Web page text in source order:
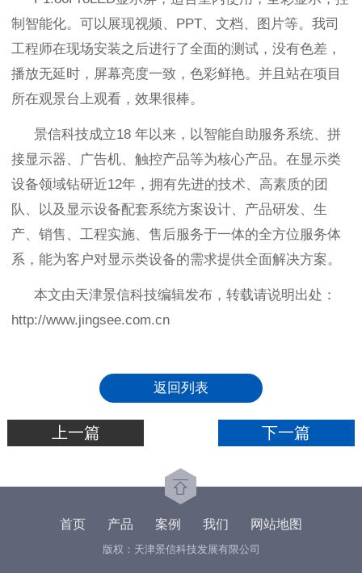
制智能化。可以展现视频、
PPT、文档、图片等。我司
工程师在现场安装之后进行了全面的测试，没有色差，
播放无延时，屏幕亮度一致，色彩鲜艳。并且站在项目
所在观景台上观看，效果很棒。
景信科技成立18 年以来，以智能自助服务系统、拼
接显示器、广告机、触控产品等为核心产品。在显示类
设备领域钻研近12年，拥有先进的技术、高素质的团
队、以及显示设备配套系统方案设计、产品研发、生
产、销售、工程实施、售后服务于一体的全方位服务体
系，能为客户对显示类设备的需求提供全面解决方案。
本文由天津景信科技编辑发布，转载请说明出处：
http://www.jingsee.com.cn
返回列表
上一篇 下一篇
首页 产品 案例 我们 网站地图
版权：天津景信科技发展有限公司